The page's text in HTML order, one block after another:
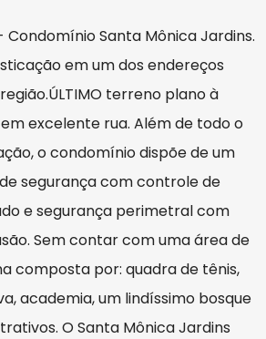
- Condomínio Santa Mônica Jardins.
em um dos endereços
terreno plano à
excelente rua. Além de todo o
o condomínio dispõe de um
segurança com controle de
e segurança perimetral com
Sem contar com uma área de
composta por: quadra de tênis,
academia, um lindíssimo bosque
O Santa Mônica Jardins